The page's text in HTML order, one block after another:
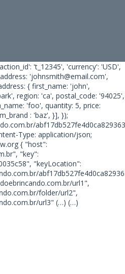
't_12345', 'currency': 'USD',
'johnsmith@email.com',
{ first_name: 'john',
region: 'ca', postal_code: '94025',
'foo', quantity: 5, price:
: 'baz', }], });
Type: application/json;
{ "host":
"key":
"keyLocation":
url1",
folder/url2",
url3" (…) (…)